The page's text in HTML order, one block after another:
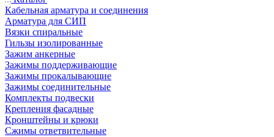
Кабельная арматура и соединения
Арматура для СИП
Вязки спиральные
Гильзы изолированные
Зажим анкерные
Зажимы поддерживающие
Зажимы прокалывающие
Зажимы соединительные
Комплекты подвески
Крепления фасадные
Кронштейны и крюки
Сжимы ответвительные